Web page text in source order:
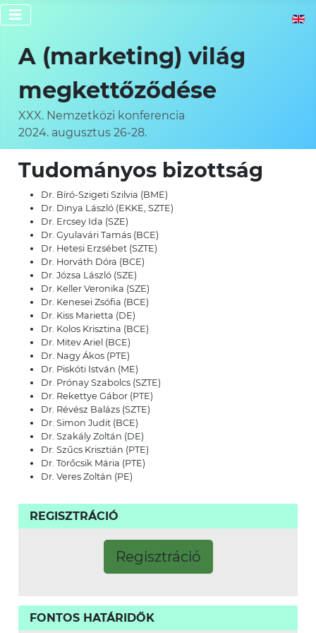
A (marketing) világ
megkettőződése
XXX. Nemzetközi konferencia
2024. augusztus 26-28.
Tudományos bizottság
Dr. Bíró-Szigeti Szilvia (BME)
Dr. Dinya László (EKKE, SZTE)
Dr. Ercsey Ida (SZE)
Dr. Gyulavári Tamás (BCE)
Dr. Hetesi Erzsébet (SZTE)
Dr. Horváth Dóra (BCE)
Dr. Józsa László (SZE)
Dr. Keller Veronika (SZE)
Dr. Kenesei Zsófia (BCE)
Dr. Kiss Marietta (DE)
Dr. Kolos Krisztina (BCE)
Dr. Mitev Ariel (BCE)
Dr. Nagy Ákos (PTE)
Dr. Piskóti István (ME)
Dr. Prónay Szabolcs (SZTE)
Dr. Rekettye Gábor (PTE)
Dr. Révész Balázs (SZTE)
Dr. Simon Judit (BCE)
Dr. Szakály Zoltán (DE)
Dr. Szűcs Krisztián (PTE)
Dr. Törőcsik Mária (PTE)
Dr. Veres Zoltán (PE)
REGISZTRÁCIÓ
Regisztráció
FONTOS HATÁRIDŐK